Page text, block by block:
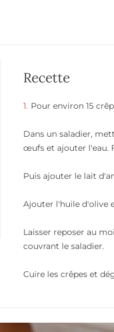
Recette
Pour environ 15
Dans un saladier,
œufs et ajouter l'eau.
Puis ajouter le lait
Ajouter l'huile d'olive
Laisser reposer au
couvrant le saladier.
Cuire les crêpes et